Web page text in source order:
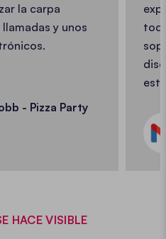
la carpa
y unos
- Pizza Party
HACE VISIBLE